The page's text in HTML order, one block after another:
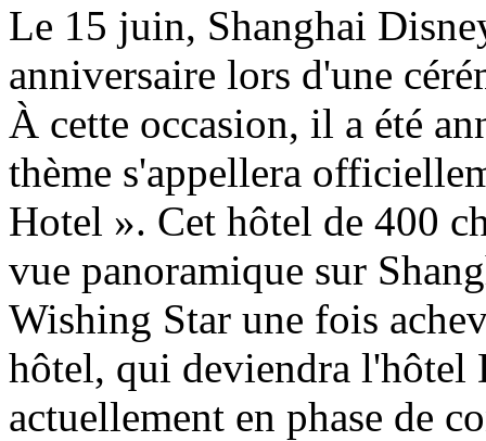
Le 15 juin, Shanghai
anniversaire lors d'une
À cette occasion, il a été
thème s'appellera
Hotel ». Cet hôtel de 400
vue panoramique sur
Wishing Star une fois
hôtel, qui deviendra l'hôtel
actuellement en phase de